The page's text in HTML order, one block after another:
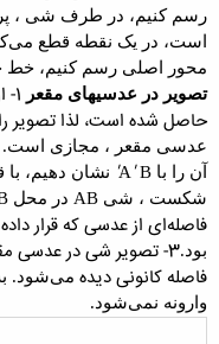
رسم کنیم، در طرف شی ،
است، در یک نقطه قطع
محور
اصلی رسم کنیم،
تصویر در عدسیهای مقعر
حاصل شده است، لذا تصویر را
عدسی مقعر ، مجازی است.
آن را با
A B نشان دهیم،
شکست ، شی
در محل
فاصله‌ای از عدسی که قرار
بود.
3- تصویر شی در عدسی
فاصله کانونی دیده می‌شود.
وارونه نمی‌شود.